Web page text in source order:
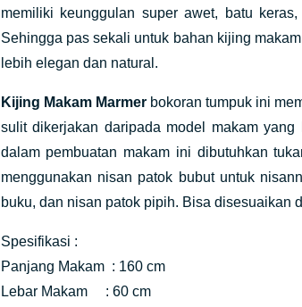
memiliki keunggulan super awet, batu
Sehingga pas sekali untuk bahan kijing
lebih elegan dan natural.
Kijing Makam Marmerbokoran tumpuk ini
sulit dikerjakan daripada model makam
dalam pembuatan makam ini dibutuhkan
menggunakan nisan patok bubut untuk
buku, dan nisan patok pipih. Bisa disesuaikan
Spesifikasi :
Panjang Makam : 160 cm
Lebar Makam : 60 cm